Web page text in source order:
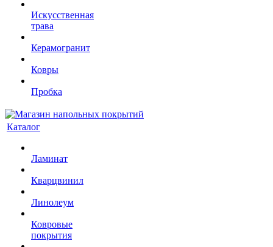
Искусственная
трава
Керамогранит
Ковры
Пробка
Каталог
Ламинат
Кварцвинил
Линолеум
Ковровые
покрытия